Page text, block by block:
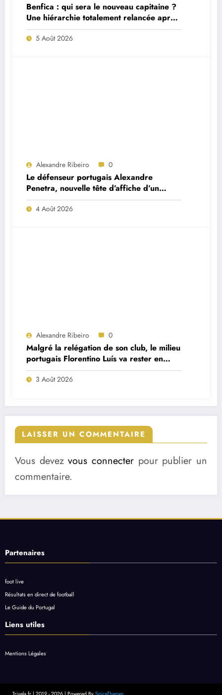
Benfica : qui sera le nouveau capitaine ?
Une hiérarchie totalement relancée après
deux départs majeurs
5 Août 2026
Alexandre Ribeiro 0
Le défenseur portugais Alexandre
Penetra, nouvelle tête d’affiche d’un
projet très ambitieux
4 Août 2026
Alexandre Ribeiro 0
Malgré la relégation de son club, le milieu
portugais Florentino Luís va rester en
Premier League
3 Août 2026
LAISSER UN COMMENTAIRE
Vous devezvous connecter pour publier un
commentaire.
Partenaires
foot live
Résultats en direct de football
Le Guide du Portugal
Liens utiles
Mentions Légales